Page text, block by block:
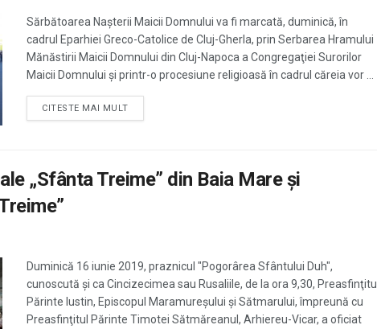
Sărbătoarea Naşterii Maicii Domnului va fi marcată, duminică, în
cadrul Eparhiei Greco-Catolice de Cluj-Gherla, prin Serbarea Hramului
Mănăstirii Maicii Domnului din Cluj-Napoca a Congregaţiei Surorilor
Maicii Domnului şi printr-o procesiune religioasă în cadrul căreia vor ...
CITESTE MAI MULT
„Sfânta Treime” din Baia Mare şi
Duminică 16 iunie 2019, praznicul "Pogorârea Sfântului Duh",
cunoscută şi ca Cincizecimea sau Rusaliile, de la ora 9,30, Preasfinţitul
Părinte Iustin, Episcopul Maramureşului şi Sătmarului, împreună cu
Preasfinţitul Părinte Timotei Sătmăreanul, Arhiereu-Vicar, a oficiat